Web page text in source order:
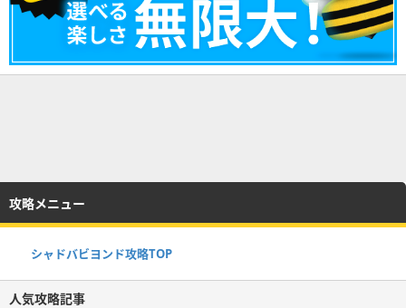
攻略メニュー
シャドバビヨンド攻略TOP
人気攻略記事